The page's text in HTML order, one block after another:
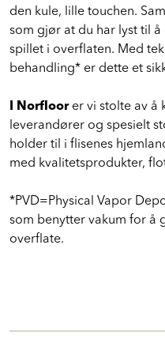
den kule, lille touchen.
som gjør at du har lyst til
spillet i overflaten. Med
behandling* er dette et
I Norfloor er vi stolte av å
leverandører og spesielt
holder til i flisenes
med kvalitetsprodukter,
*PVD=Physical Vapor
som benytter vakum for å
overflate.